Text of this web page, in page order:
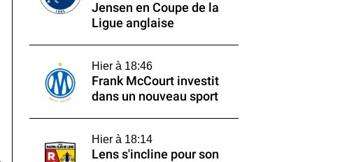
Jensen en Coupe de la
Ligue anglaise
Hier à 18:46
Frank McCourt investit
dans un nouveau sport
Hier à 18:14
Lens s'incline pour son